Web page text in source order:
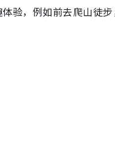
验，例如前去爬山徒